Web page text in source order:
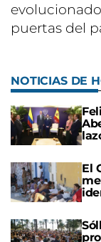
puertas del
NOTICIAS DE
El